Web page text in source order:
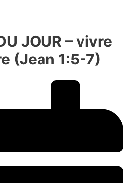
JOUR – vivre
(Jean 1:5-7)